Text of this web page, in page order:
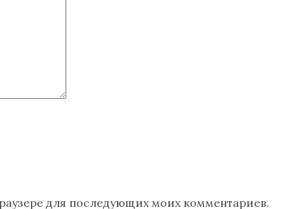
для последующих моих комментариев.